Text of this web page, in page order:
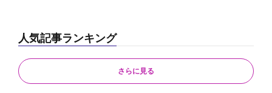
人気記事ランキング
さらに見る